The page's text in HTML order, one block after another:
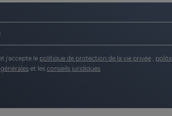
j'accepte le politique de protection de la vie privée
et les conseils juridiques